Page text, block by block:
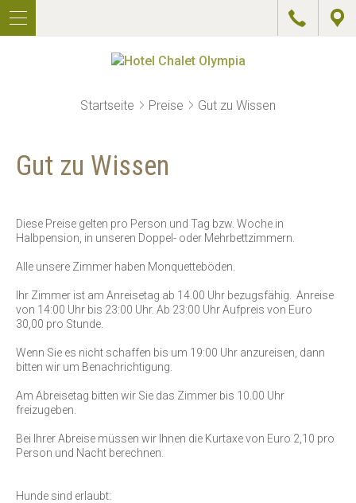
DEU
ITA
PREISE
WELLNESS
AKTIV
RESTAURANT
PIZZERIA
SERVICE
Startseite Preise Gut zu Wissen
Gut zu Wissen
Diese Preise gelten pro Person und Tag bzw. Woche in
Halbpension, in unseren Doppel- oder Mehrbettzimmern.
Alle unsere Zimmer haben Monquetteböden.
Ihr Zimmer ist am Anreisetag ab 14.00 Uhr bezugsfähig. Anreise
von 14:00 Uhr bis 23:00 Uhr. Ab 23:00 Uhr Aufpreis von Euro
30,00 pro Stunde.
Wenn Sie es nicht schaffen bis um 19:00 Uhr anzureisen, dann
bitten wir um Benachrichtigung.
Am Abreisetag bitten wir Sie das Zimmer bis 10.00 Uhr
freizugeben.
Bei Ihrer Abreise müssen wir Ihnen die Kurtaxe von Euro 2,10 pro
Person und Nacht berechnen.
Hunde sind erlaubt: